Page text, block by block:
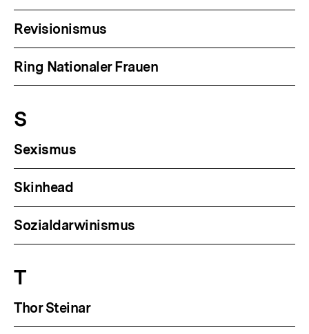
Revisionismus
Ring Nationaler Frauen
S
Sexismus
Skinhead
Sozialdarwinismus
T
Thor Steinar